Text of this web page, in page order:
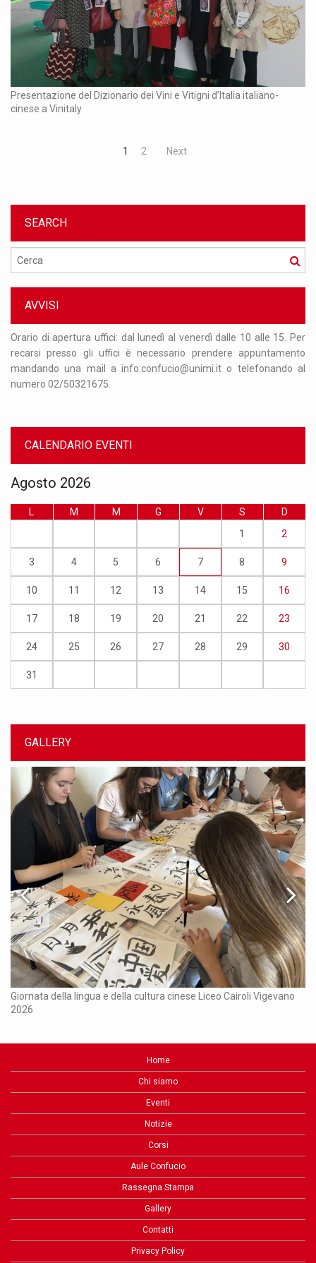
Presentazione del Dizionario dei Vini e Vitigni d’Italia italiano-
cinese a Vinitaly
1 2 Next
SEARCH
Cerca
AVVISI
Orario di apertura uffici: dal lunedì al venerdì dalle 10 alle 15. Per
recarsi presso gli uffici è necessario prendere appuntamento
mandando una mail a info.confucio@unimi.it o telefonando al
numero 02/50321675.
CALENDARIO EVENTI
Agosto 2026
L M M G V S
D
1
2
3 4 5 6 7 8 9
10 11 12 13 14 15 16
17 18 19 20 21 22 23
24 25 26 27 28 29 30
31
GALLERY
Giornata della lingua e della cultura cinese Liceo Cairoli Vigevano
2026
Home
Chi siamo
Eventi
Notizie
Corsi
Aule Confucio
Rassegna Stampa
Gallery
Contatti
Privacy Policy